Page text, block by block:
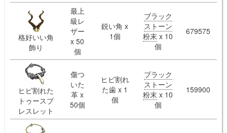
格好いい角
飾り
最上
級レ
ザー
x 50
個
鋭い角 x
1個
ブラック
ストーン
粉末 x 10
個
679575
ヒビ割れた
トゥースブ
レスレット
傷つ
いた
革 x
50個
ヒビ割れ
た歯 x 1
個
ブラック
ストーン
粉末 x 10
個
159900